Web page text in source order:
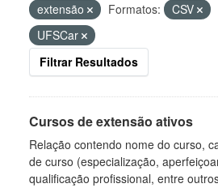
extensão
Formatos: CSV
UFSCar
Filtrar Resultados
Cursos de extensão ativos
Relação contendo nome do curso,
de curso (especialização,
qualificação profissional, entre